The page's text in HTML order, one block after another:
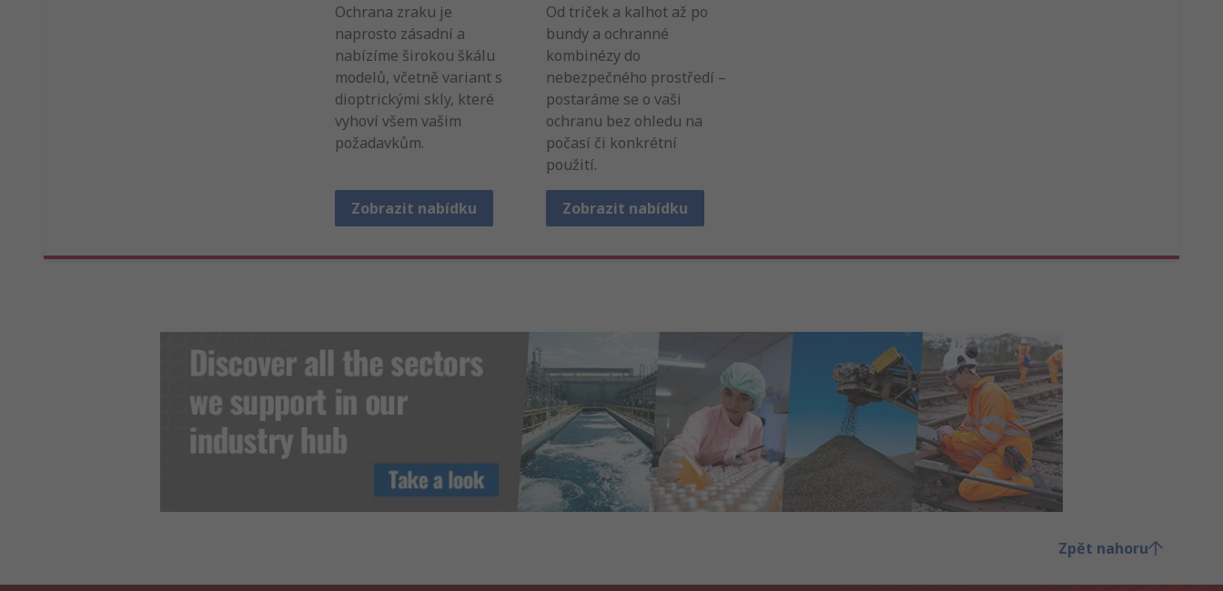
Ochrana zraku je
naprosto zásadní a
nabízíme širokou škálu
modelů, včetně variant s
dioptrickými skly, které
vyhoví všem vašim
požadavkům.
Zobrazit nabídku
Od triček a kalhot až po
bundy a ochranné
kombinézy do
nebezpečného prostředí –
postaráme se o vaši
ochranu bez ohledu na
počasí či konkrétní
použití.
Zobrazit nabídku
Zpět nahoru